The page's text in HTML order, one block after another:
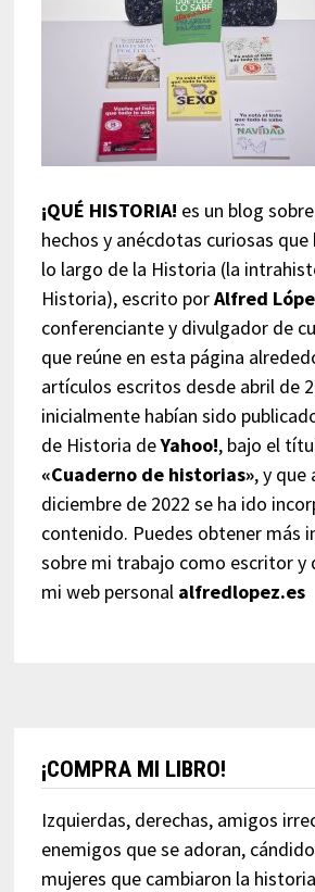
¡QUÉ HISTORIA! es un blog
hechos y anécdotas curiosas que
lo largo de la Historia (la
Historia), escrito porAlfred
conferenciante y divulgador de
que reúne en esta página
artículos escritos desde abril de
inicialmente habían sido
de Historia deYahoo!, bajo el
«Cuaderno de historias», y que
diciembre de 2022 se ha ido
contenido. Puedes obtener más
sobre mi trabajo como escritor y
mi web personal alfredlopez.es
¡COMPRA MI LIBRO!
Izquierdas, derechas, amigos
enemigos que se adoran,
mujeres que cambiaron la